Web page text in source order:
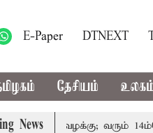
E-Paper DTNEXT
தேசியம் உலகம்
News வழக்கு; வரும்